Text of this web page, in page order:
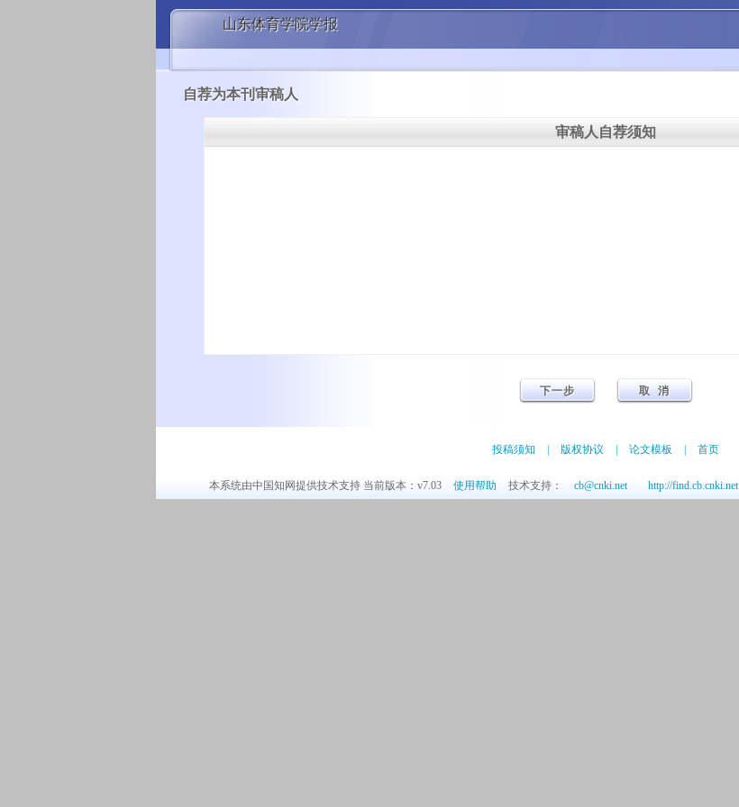
山东体育学院学报
自荐为本刊审稿人
审稿人自荐须知
投稿须知 版权协议 论文模板 首页
本系统由中国知网提供技术支持 当前版本：v7.03 使用帮助 技术支持： cb@cnki.net http://find.cb.cnki.net